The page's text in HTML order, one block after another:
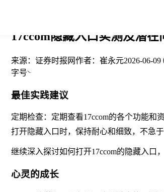
17ccom隐藏入口实测及潜
来源： 证券时报网作者： 崔永元2026-06-09
字号
最佳实践建议
定期检查：定期查看17ccom的各个功能和
打开隐藏入口时，保持耐心和细致，不急于
继续深入探讨如何打开17ccom的隐藏入口
心灵的成长